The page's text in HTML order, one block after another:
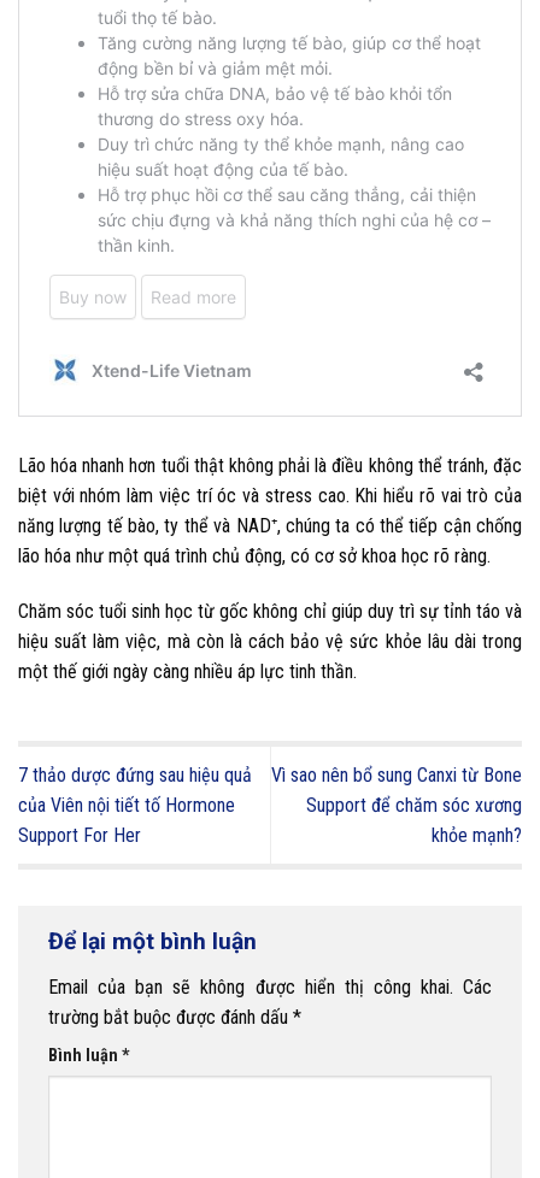
Lão hóa nhanh hơn tuổi thật không phải là điều không thể tránh, đặc
biệt với nhóm làm việc trí óc và stress cao. Khi hiểu rõ vai trò của
năng lượng tế bào, ty thể và NAD⁺, chúng ta có thể tiếp cận chống
lão hóa như một quá trình chủ động, có cơ sở khoa học rõ ràng.
Chăm sóc tuổi sinh học từ gốc không chỉ giúp duy trì sự tỉnh táo và
hiệu suất làm việc, mà còn là cách bảo vệ sức khỏe lâu dài trong
một thế giới ngày càng nhiều áp lực tinh thần.
7 thảo dược đứng sau hiệu quả
của Viên nội tiết tố Hormone
Support For Her
Vì sao nên bổ sung Canxi từ Bone
Support để chăm sóc xương
khỏe mạnh?
Để lại một bình luận
Email của bạn sẽ không được hiển thị công khai. Các
trường bắt buộc được đánh dấu *
Bình luận *